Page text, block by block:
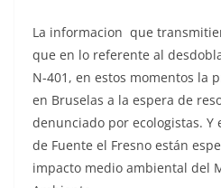
La informacion que
que en lo referente al
N-401, en estos momentos la
en Bruselas a la espera de
denunciado por ecologistas.
de Fuente el Fresno están
impacto medio ambiental del